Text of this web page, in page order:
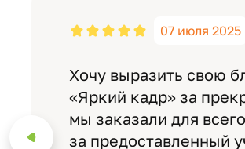
07 июля 2025
Хочу выразить свою
«Яркий кадр» за
мы заказали для
за предоставленный